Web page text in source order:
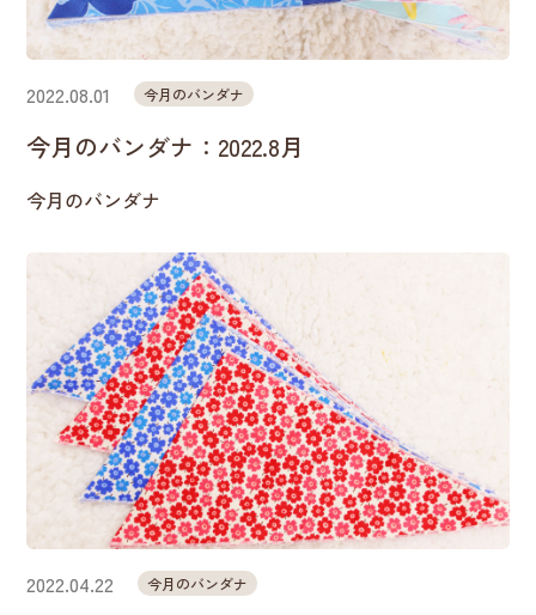
2022.08.01 今月のバンダナ
今月のバンダナ：2022.8月
今月のバンダナ
2022.04.22 今月のバンダナ